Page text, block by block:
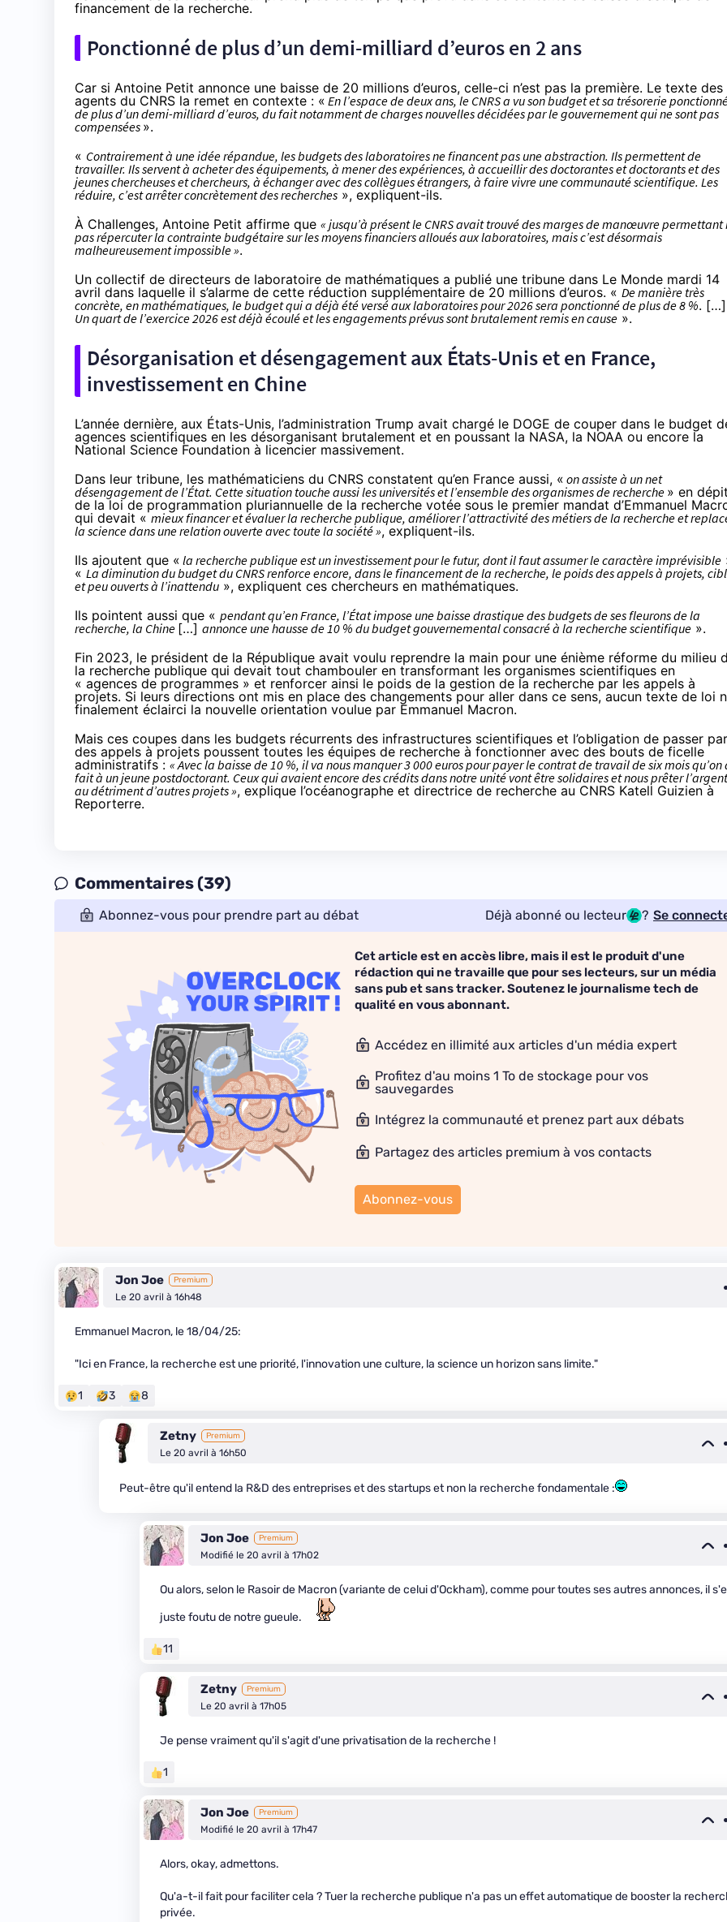
financement de la recherche.
Ponctionné de plus d’un demi-milliard d’euros en 2 ans
Car si Antoine Petit annonce une baisse de 20 millions d’euros, celle-ci n’est pas la première. Le texte des
agents du CNRS la remet en contexte : « En l’espace de deux ans, le CNRS a vu son budget et sa trésorerie
de plus d’un demi-milliard d’euros, du fait notamment de charges nouvelles décidées par le gouvernement qui ne sont pas
compensées ».
« Contrairement à une idée répandue, les budgets des laboratoires ne financent pas une abstraction. Ils permettent de
travailler. Ils servent à acheter des équipements, à mener des expériences, à accueillir des doctorantes et doctorants et des
jeunes chercheuses et chercheurs, à échanger avec des collègues étrangers, à faire vivre une communauté scientifique. Les
réduire, c’est arrêter concrètement des recherches », expliquent-ils.
À Challenges, Antoine Petit affirme que « jusqu’à présent le CNRS avait trouvé des marges de manœuvre permettant
pas répercuter la contrainte budgétaire sur les moyens financiers alloués aux laboratoires, mais c’est désormais
malheureusement impossible ».
Un collectif de directeurs de laboratoire de mathématiques a publié une tribune dans Le Monde mardi 14
avril dans laquelle il s’alarme de cette réduction supplémentaire de 20 millions d’euros. « De manière très
concrète, en mathématiques, le budget qui a déjà été versé aux laboratoires pour 2026 sera ponctionné de plus de 8 %. […]
Un quart de l’exercice 2026 est déjà écoulé et les engagements prévus sont brutalement remis en cause ».
Désorganisation et désengagement aux États-Unis et en France,
investissement en Chine
L’année dernière, aux États-Unis, l’administration Trump avait chargé le DOGE de couper dans le budget
agences scientifiques en les désorganisant brutalement et en poussant la NASA, la NOAA ou encore la
National Science Foundation à licencier massivement.
Dans leur tribune, les mathématiciens du CNRS constatent qu’en France aussi, « on assiste à un net
désengagement de l’État. Cette situation touche aussi les universités et l’ensemble des organismes de recherche » en
de la loi de programmation pluriannuelle de la recherche votée sous le premier mandat d’Emmanuel
qui devait «mieux financer et évaluer la recherche publique, améliorer l’attractivité des métiers de la recherche et
la science dans une relation ouverte avec toute la société », expliquent-ils.
Ils ajoutent que « la recherche publique est un investissement pour le futur, dont il faut assumer le caractère imprévisible
« La diminution du budget du CNRS renforce encore, dans le financement de la recherche, le poids des appels à projets,
et peu ouverts à l’inattendu », expliquent ces chercheurs en mathématiques.
Ils pointent aussi que « pendant qu’en France, l’État impose une baisse drastique des budgets de ses fleurons de la
recherche, la Chine […] annonce une hausse de 10 % du budget gouvernemental consacré à la recherche scientifique ».
Fin 2023, le président de la République avait voulu reprendre la main pour une énième réforme du milieu
la recherche publique qui devait tout chambouler en transformant les organismes scientifiques en
« agences de programmes » et renforcer ainsi le poids de la gestion de la recherche par les appels à
projets. Si leurs directions ont mis en place des changements pour aller dans ce sens, aucun texte de loi
finalement éclairci la nouvelle orientation voulue par Emmanuel Macron.
Mais ces coupes dans les budgets récurrents des infrastructures scientifiques et l’obligation de passer par
des appels à projets poussent toutes les équipes de recherche à fonctionner avec des bouts de ficelle
administratifs : «Avec la baisse de 10 %, il va nous manquer 3 000 euros pour payer le contrat de travail de six mois qu’on
fait à un jeune postdoctorant. Ceux qui avaient encore des crédits dans notre unité vont être solidaires et nous prêter l’argent
au détriment d’autres projets», explique l’océanographe et directrice de recherche au CNRS Katell Guizien à
Reporterre.
Commentaires (39)
Abonnez-vous pour prendre part au débat Déjà abonné ou lecteur ? Se
Cet article est en accès libre, mais il est le produit d'une
rédaction qui ne travaille que pour ses lecteurs, sur un média
sans pub et sans tracker. Soutenez le journalisme tech de
qualité en vous abonnant.
Accédez en illimité aux articles d'un média expert
Profitez d'au moins 1 To de stockage pour vos
sauvegardes
Intégrez la communauté et prenez part aux débats
Partagez des articles premium à vos contacts
Abonnez-vous
Jon Joe Premium
Le 20 avril à 16h48
Emmanuel Macron, le 18/04/25:
"Ici en France, la recherche est une priorité, l'innovation une culture, la science un horizon sans limite."
1 3 8
Zetny Premium
Le 20 avril à 16h50
Peut-être qu'il entend la R&D des entreprises et des startups et non la recherche fondamentale :
Jon Joe Premium
Modifié le 20 avril à 17h02
Ou alors, selon le Rasoir de Macron (variante de celui d'Ockham), comme pour toutes ses autres annonces, il
juste foutu de notre gueule.
11
Zetny Premium
Le 20 avril à 17h05
Je pense vraiment qu'il s'agit d'une privatisation de la recherche !
1
Jon Joe Premium
Modifié le 20 avril à 17h47
Alors, okay, admettons.
Qu'a-t-il fait pour faciliter cela ? Tuer la recherche publique n'a pas un effet automatique de booster la
privée.